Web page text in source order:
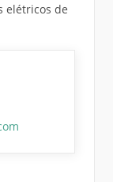
elétricos de